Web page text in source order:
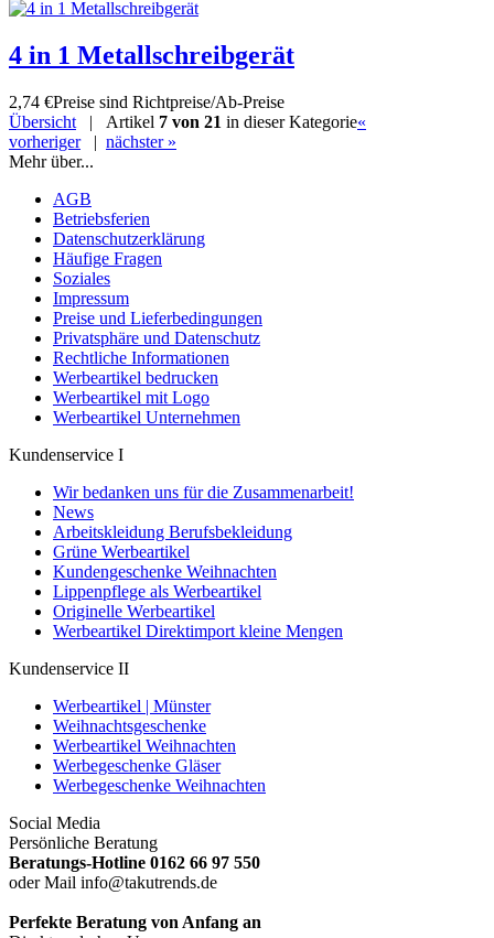
4 in 1 Metallschreibgerät
2,74 €Preise sind Richtpreise/Ab-Preise
Übersicht | Artikel 7 von 21 in dieser Kategorie«
vorheriger| nächster »
Mehr über...
AGB
Betriebsferien
Datenschutzerklärung
Häufige Fragen
Soziales
Impressum
Preise und Lieferbedingungen
Privatsphäre und Datenschutz
Rechtliche Informationen
Werbeartikel bedrucken
Werbeartikel mit Logo
Werbeartikel Unternehmen
Kundenservice I
Wir bedanken uns für die Zusammenarbeit!
News
Arbeitskleidung Berufsbekleidung
Grüne Werbeartikel
Kundengeschenke Weihnachten
Lippenpflege als Werbeartikel
Originelle Werbeartikel
Werbeartikel Direktimport kleine Mengen
Kundenservice II
Werbeartikel | Münster
Weihnachtsgeschenke
Werbeartikel Weihnachten
Werbegeschenke Gläser
Werbegeschenke Weihnachten
Social Media
Persönliche Beratung
Beratungs-Hotline 0162 66 97 550
oder Mail info@takutrends.de
Perfekte Beratung von Anfang an